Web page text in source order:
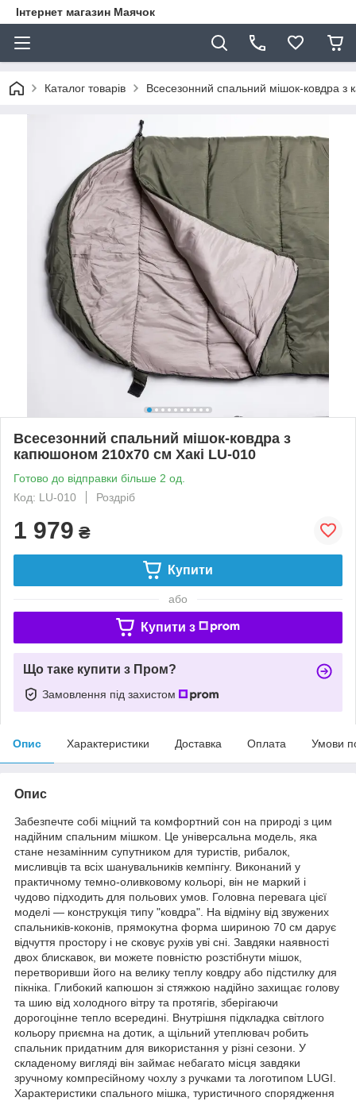
Інтернет магазин Маячок
Каталог товарів Всесезонний спальний мішок-ковдра
Всесезонний спальний мішок-ковдра з
капюшоном 210х70 см Хакі LU-010
Готово до відправки більше 2 од.
Код: LU-010
Роздріб
1 979 ₴
Купити
або
Купити з
Що таке купити з Пром?
Замовлення під захистом
Опис Характеристики Доставка Оплата Умови
Опис
Забезпечте собі міцний та комфортний сон на природі з цим
надійним спальним мішком. Це універсальна модель, яка
стане незамінним супутником для туристів, рибалок,
мисливців та всіх шанувальників кемпінгу. Виконаний у
практичному темно-оливковому кольорі, він не маркий і
чудово підходить для польових умов. Головна перевага цієї
моделі — конструкція типу "ковдра". На відміну від звужених
спальників-коконів, прямокутна форма шириною 70 см дарує
відчуття простору і не сковує рухів уві сні. Завдяки наявності
двох блискавок, ви можете повністю розстібнути мішок,
перетворивши його на велику теплу ковдру або підстилку для
пікніка. Глибокий капюшон зі стяжкою надійно захищає голову
та шию від холодного вітру та протягів, зберігаючи
дорогоцінне тепло всередині. Внутрішня підкладка світлого
кольору приємна на дотик, а щільний утеплювач робить
спальник придатним для використання у різні сезони. У
складеному вигляді він займає небагато місця завдяки
зручному компресійному чохлу з ручками та логотипом LUGI.
Характеристики спального мішка, туристичного спорядження